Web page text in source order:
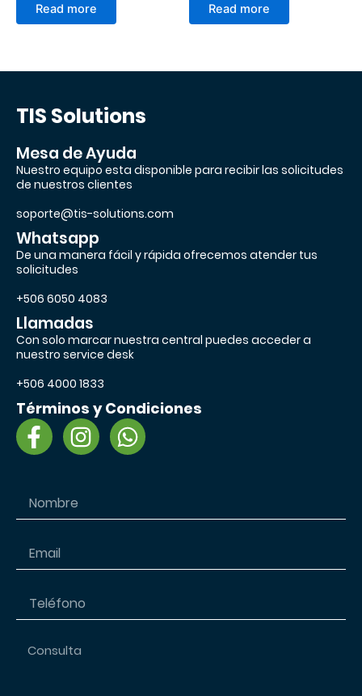
Read more Read more
TIS Solutions
Mesa de Ayuda
Nuestro equipo esta disponible para recibir las solicitudes
de nuestros clientes
soporte@tis-solutions.com
Whatsapp
De una manera fácil y rápida ofrecemos atender tus
solicitudes
+506 6050 4083
Llamadas
Con solo marcar nuestra central puedes acceder a
nuestro service desk
+506 4000 1833
Términos y Condiciones
F
a
e
b
o
o
-
I
n
a
r
m
W
h
s
p